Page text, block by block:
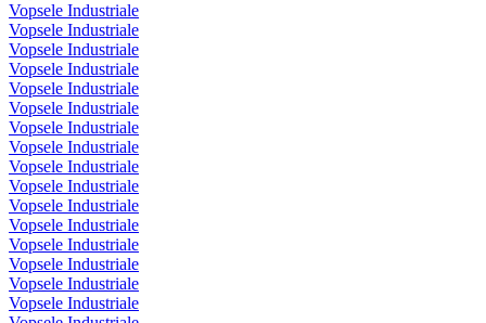
Vopsele Industriale
Vopsele Industriale
Vopsele Industriale
Vopsele Industriale
Vopsele Industriale
Vopsele Industriale
Vopsele Industriale
Vopsele Industriale
Vopsele Industriale
Vopsele Industriale
Vopsele Industriale
Vopsele Industriale
Vopsele Industriale
Vopsele Industriale
Vopsele Industriale
Vopsele Industriale